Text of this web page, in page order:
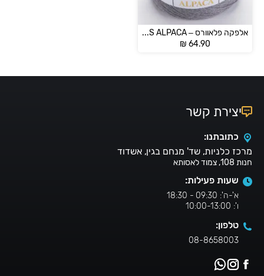
אלפקה פלאוורס – FLOWERS ALPACA
₪ 64.90
יצירת קשר
כתובתנו:
מרכז כלניות, שד' מנחם בגין, אשדוד
חנות 108, צמוד לאסותא
שעות פעילות:
א'-ה': 09:30 - 18:30
ו': 10:00-13:00
טלפון:
08-8658003